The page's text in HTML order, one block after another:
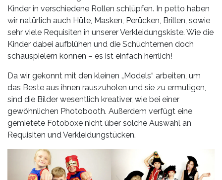
Events
Videos
Referenzen
Blog
Jobs
Partner/Links
Kinder in verschiedene Rollen schlüpfen. In petto haben
wir natürlich auch Hüte, Masken, Perücken, Brillen, sowie
sehr viele Requisiten in unserer Verkleidungskiste. Wie die
Kinder dabei aufblühen und die Schüchternen doch
schauspielern können – es ist einfach herrlich!
Da wir gekonnt mit den kleinen „Models“ arbeiten, um
das Beste aus ihnen rauszuholen und sie zu ermutigen,
sind die Bilder wesentlich kreativer, wie bei einer
gewöhnlichen Photobooth. Außerdem verfügt eine
gemietete Fotoboxe nicht über solche Auswahl an
Requisiten und Verkleidungstücken.